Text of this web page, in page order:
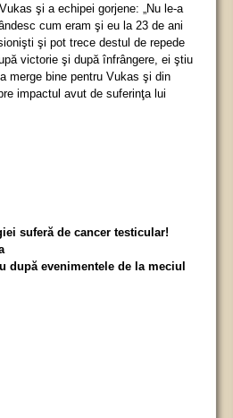
şi a echipei gorjene: „Nu le-a
cum eram şi eu la 23 de ani
şi pot trece destul de repede
victorie şi după înfrângere, ei ştiu
merge bine pentru Vukas şi din
impactul avut de suferinţa lui
suferă de cancer testicular!
după evenimentele de la meciul